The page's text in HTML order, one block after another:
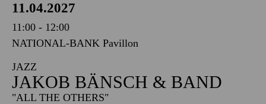
11.04.2027
11:00 - 12:00
NATIONAL-BANK Pavillon
JAZZ
JAKOB BÄNSCH & BAND
"ALL THE OTHERS"